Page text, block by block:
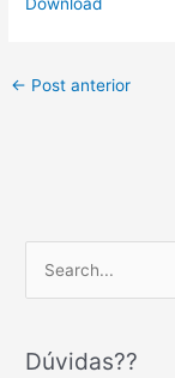
Download
← Post anterior
q
Dúvidas??